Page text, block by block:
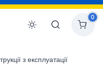
0
з експлуатації